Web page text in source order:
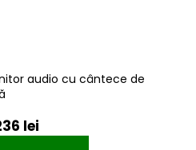
audio cu cântece de
lei